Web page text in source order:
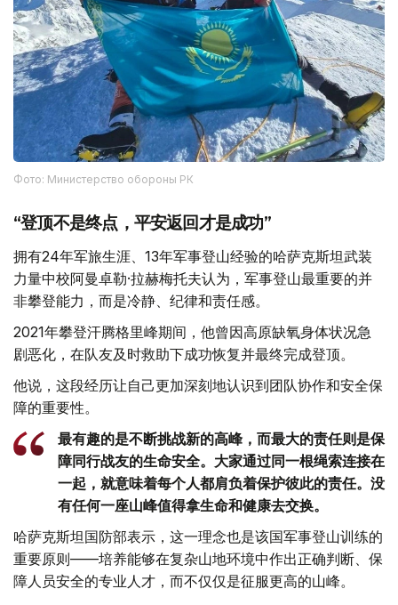
Фото: Министерство обороны РК
“登顶不是终点，平安返回才是成功”
拥有24年军旅生涯、13年军事登山经验的哈萨克斯坦武装
力量中校阿曼卓勒·拉赫梅托夫认为，军事登山最重要的并
非攀登能力，而是冷静、纪律和责任感。
2021年攀登汗腾格里峰期间，他曾因高原缺氧身体状况急
剧恶化，在队友及时救助下成功恢复并最终完成登顶。
他说，这段经历让自己更加深刻地认识到团队协作和安全保
障的重要性。
最有趣的是不断挑战新的高峰，而最大的责任则是保
障同行战友的生命安全。大家通过同一根绳索连接在
一起，就意味着每个人都肩负着保护彼此的责任。没
有任何一座山峰值得拿生命和健康去交换。
哈萨克斯坦国防部表示，这一理念也是该国军事登山训练的
重要原则——培养能够在复杂山地环境中作出正确判断、保
障人员安全的专业人才，而不仅仅是征服更高的山峰。